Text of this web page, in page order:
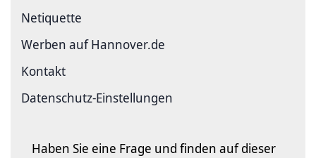
Netiquette
Werben auf Hannover.de
Kontakt
Datenschutz-Einstellungen
Haben Sie eine Frage und finden auf dieser